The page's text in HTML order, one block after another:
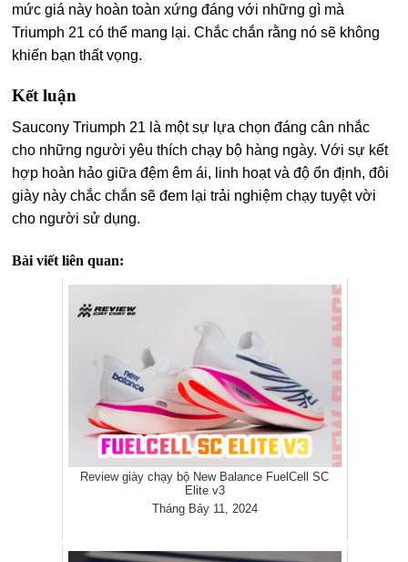
mức giá này hoàn toàn xứng đáng với những gì mà
Triumph 21 có thể mang lại. Chắc chắn rằng nó sẽ không
khiến bạn thất vọng.
Kết luận
Saucony Triumph 21 là một sự lựa chọn đáng cân nhắc
cho những người yêu thích chạy bộ hàng ngày. Với sự kết
hợp hoàn hảo giữa đệm êm ái, linh hoạt và độ ổn định, đôi
giày này chắc chắn sẽ đem lại trải nghiệm chạy tuyệt vời
cho người sử dụng.
Bài viết liên quan:
Review giày chạy bộ New Balance FuelCell SC
Elite v3
Tháng Bảy 11, 2024